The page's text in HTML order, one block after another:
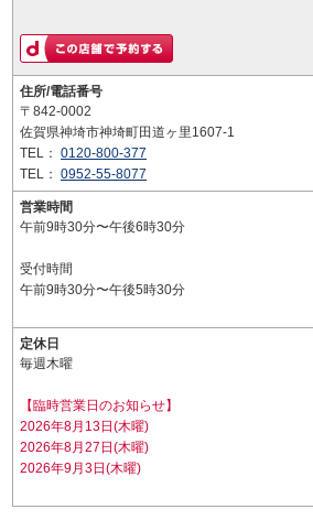
住所/電話番号
〒842-0002
佐賀県神埼市神埼町田道ヶ里1607-1
TEL： 0120-800-377
TEL： 0952-55-8077
営業時間
午前9時30分〜午後6時30分
受付時間
午前9時30分〜午後5時30分
定休日
毎週木曜
【臨時営業日のお知らせ】
2026年8月13日(木曜)
2026年8月27日(木曜)
2026年9月3日(木曜)